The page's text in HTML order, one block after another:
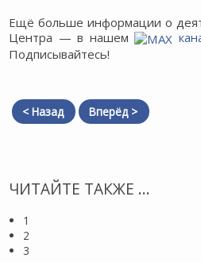
Ещё больше информации о
Центра — в нашем
Подписывайтесь!
< Назад Вперёд >
ЧИТАЙТЕ ТАКЖЕ ...
1
2
3